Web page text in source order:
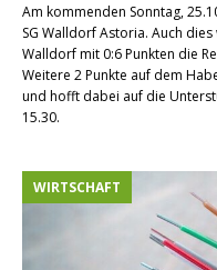
Am kommenden Sonntag,
SG Walldorf Astoria. Auch
Walldorf mit 0:6 Punkten die
Weitere 2 Punkte auf dem
und hofft dabei auf die
15.30.
WIRTSCHAFT